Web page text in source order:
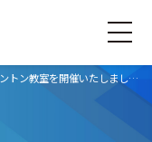
荒尾市バドミントン教室を開催いたしました。